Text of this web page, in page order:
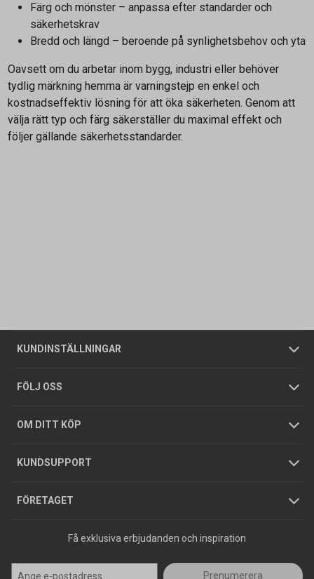
Färg och mönster – anpassa efter standarder och
säkerhetskrav
Bredd och längd – beroende på synlighetsbehov och yta
Oavsett om du arbetar inom bygg, industri eller behöver
tydlig märkning hemma är varningstejp en enkel och
kostnadseffektiv lösning för att öka säkerheten. Genom att
välja rätt typ och färg säkerställer du maximal effekt och
följer gällande säkerhetsstandarder.
KUNDINSTÄLLNINGAR
Företagskund / Privatkund
FÖLJ OSS
OM DITT KÖP
Allmänna försäljningsvillkor
Integritetspolicy
GDPR
KUNDSUPPORT
Butiker
Foldrar och kataloger
Köpguider
Varumärken
FÖRETAGET
Om oss
Tjänster
Hållbarhet
Jobba hos oss
Press
Få exklusiva erbjudanden och inspiration
Prenumerera